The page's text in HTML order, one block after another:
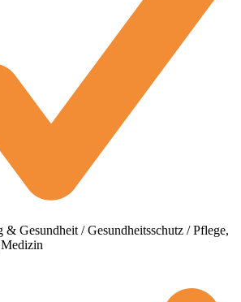
& Gesundheit / Gesundheitsschutz / Pflege,